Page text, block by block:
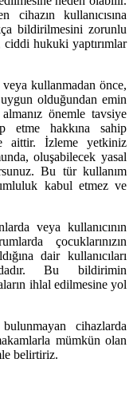
kullanıcısına
bildirilmesini zorunlu
hukuki yaptırımlar
kullanmadan önce,
uygun olduğundan emin
önemle tavsiye
etme hakkına sahip
aittir. İzleme yetkiniz
oluşabilecek yasal
Bu tür kullanım
kabul etmez ve
veya kullanıcının
çocuklarınızın
dair kullanıcıları
Bu bildirimin
ihlal edilmesine yol
cihazlarda
mümkün olan
belirtiriz.